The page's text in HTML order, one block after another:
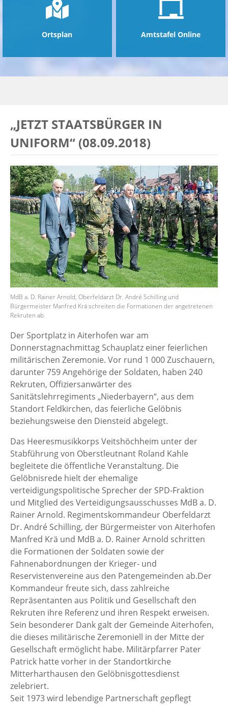
Ortsplan Amtstafel Online
„JETZT STAATSBÜRGER IN
UNIFORM“ (08.09.2018)
MdB a. D. Rainer Arnold, Oberfeldarzt Dr. André Schilling und
Bürgermeister Manfred Krä schreiten die Formationen der angetretenen
Rekruten ab.
Der Sportplatz in Aiterhofen war am
Donnerstagnachmittag Schauplatz einer feierlichen
militärischen Zeremonie. Vor rund 1 000 Zuschauern,
darunter 759 Angehörige der Soldaten, haben 240
Rekruten, Offiziersanwärter des
Sanitätslehrregiments „Niederbayern“, aus dem
Standort Feldkirchen, das feierliche Gelöbnis
beziehungsweise den Diensteid abgelegt.
Das Heeresmusikkorps Veitshöchheim unter der
Stabführung von Oberstleutnant Roland Kahle
begleitete die öffentliche Veranstaltung. Die
Gelöbnisrede hielt der ehemalige
verteidigungspolitische Sprecher der SPD-Fraktion
und Mitglied des Verteidigungsausschusses MdB a. D.
Rainer Arnold. Regimentskommandeur Oberfeldarzt
Dr. André Schilling, der Bürgermeister von Aiterhofen
Manfred Krä und MdB a. D. Rainer Arnold schritten
die Formationen der Soldaten sowie der
Fahnenabordnungen der Krieger- und
Reservistenvereine aus den Patengemeinden ab.Der
Kommandeur freute sich, dass zahlreiche
Repräsentanten aus Politik und Gesellschaft den
Rekruten ihre Referenz und ihren Respekt erweisen.
Sein besonderer Dank galt der Gemeinde Aiterhofen,
die dieses militärische Zeremoniell in der Mitte der
Gesellschaft ermöglicht habe. Militärpfarrer Pater
Patrick hatte vorher in der Standortkirche
Mitterharthausen den Gelöbnisgottesdienst
zelebriert.
Seit 1973 wird lebendige Partnerschaft gepflegt